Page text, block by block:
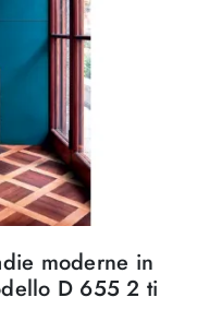
moderne in
D 655 2 ti